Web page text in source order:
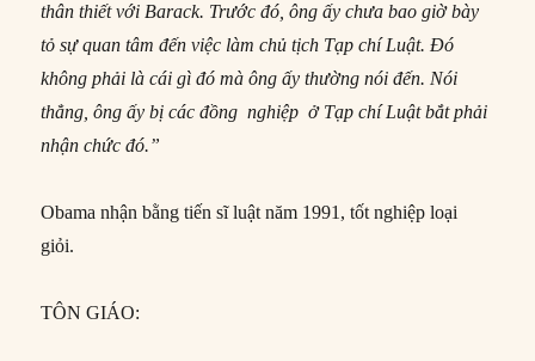
thân thiết với Barack. Trước đó, ông ấy chưa bao giờ bày
tỏ sự quan tâm đến việc làm chủ tịch Tạp chí Luật. Đó
không phải là cái gì đó mà ông ấy thường nói đến. Nói
thẳng, ông ấy bị các đồng nghiệp ở Tạp chí Luật bắt phải
nhận chức đó.”
Obama nhận bằng tiến sĩ luật năm 1991, tốt nghiệp loại
giỏi.
TÔN GIÁO: